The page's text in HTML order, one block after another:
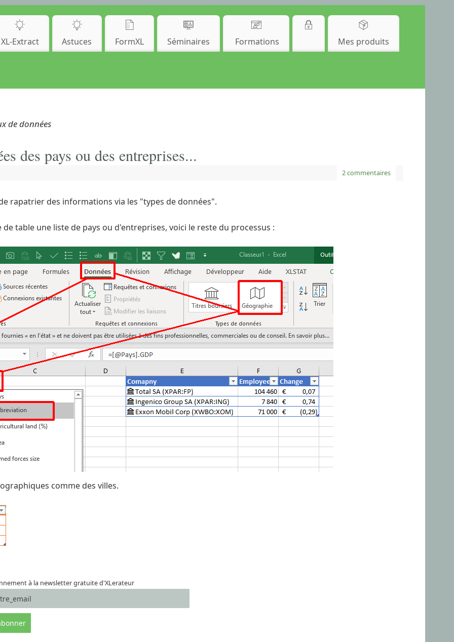
XL-Extract Astuces FormXL Séminaires Formations Mes produits
de données
des pays ou des entreprises...
2 commentaires
rapatrier des informations via les "types de données".
table une liste de pays ou d'entreprises, voici le reste du processus :
comme des villes.
à la newsletter gratuite d'XLerateur